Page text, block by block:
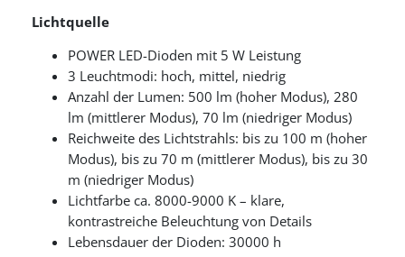
Lichtquelle
POWER LED-Dioden mit 5 W Leistung
3 Leuchtmodi: hoch, mittel, niedrig
Anzahl der Lumen: 500 lm (hoher Modus), 280
lm (mittlerer Modus), 70 lm (niedriger Modus)
Reichweite des Lichtstrahls: bis zu 100 m (hoher
Modus), bis zu 70 m (mittlerer Modus), bis zu 30
m (niedriger Modus)
Lichtfarbe ca. 8000-9000 K – klare,
kontrastreiche Beleuchtung von Details
Lebensdauer der Dioden: 30000 h